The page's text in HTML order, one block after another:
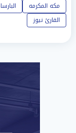
مكه المكرمه
البارسا
القارئ نيوز